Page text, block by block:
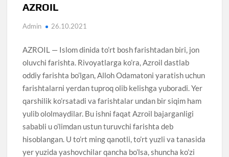
AZROIL
Admin 26.10.2021
AZROIL — Islom dinida to’rt bosh farishtadan biri, jon
oluvchi farishta. Rivoyatlarga ko’ra, Azroil dastlab
oddiy farishta bo’lgan, Alloh Odamatoni yaratish uchun
farishtalarni yerdan tuproq olib kelishga yuboradi. Yer
qarshilik ko’rsatadi va farishtalar undan bir siqim ham
yulib ololmaydilar. Bu ishni faqat Azroil bajarganligi
sababli u o’limdan ustun turuvchi farishta deb
hisoblangan. U to’rt ming qanotli, to’rt yuzli va tanasida
yer yuzida yashovchilar qancha bo’lsa, shuncha ko’zi